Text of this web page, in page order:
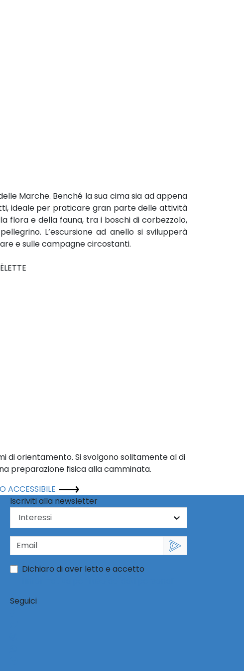
Marche. Benché la sua cima sia ad appena
ideale per praticare gran parte delle attività
flora e della fauna, tra i boschi di corbezzolo,
L’escursione ad anello si svilupperà
e sulle campagne circostanti.
di orientamento. Si svolgono solitamente al di
preparazione fisica alla camminata.
ACCESSIBILE
Iscriviti alla newsletter
Dichiaro di aver letto e accetto
Seguici